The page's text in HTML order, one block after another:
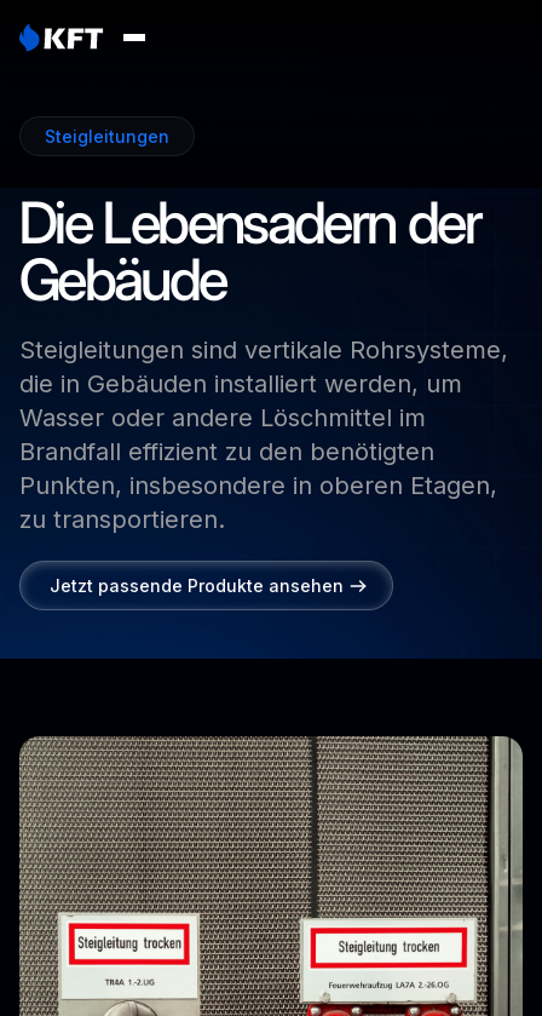
Steigleitungen
Die Lebensadernder
Gebäude
Steigleitungen sind vertikale Rohrsysteme,
die in Gebäuden installiert werden, um
Wasser oder andere Löschmittel im
Brandfall effizient zu den benötigten
Punkten, insbesondere in oberen Etagen,
zu transportieren.
Jetzt passende Produkte ansehen